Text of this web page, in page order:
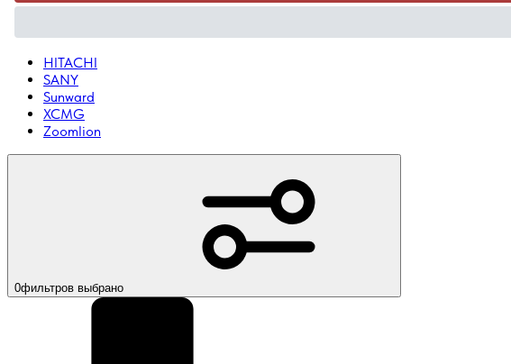
HITACHI
SANY
Sunward
XCMG
Zoomlion
0фильтров выбрано